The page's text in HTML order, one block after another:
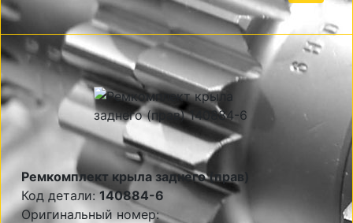
Ремкомплект крыла заднего (прав)
Код детали: 140884-6
Оригинальный номер: